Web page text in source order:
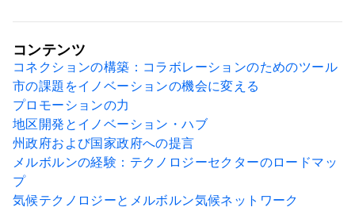
コンテンツ
コネクションの構築：コラボレーションのためのツール
市の課題をイノベーションの機会に変える
プロモーションの力
地区開発とイノベーション・ハブ
州政府および国家政府への提言
メルボルンの経験：テクノロジーセクターのロードマッ
プ
気候テクノロジーとメルボルン気候ネットワーク